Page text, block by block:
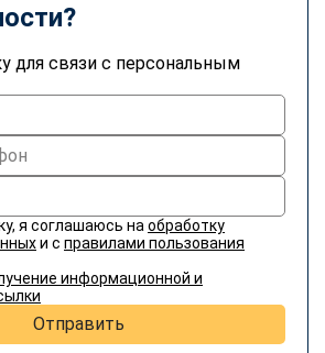
для связи с персональным
я соглашаюсь на обработку
и с правилами пользования
информационной и
Отправить